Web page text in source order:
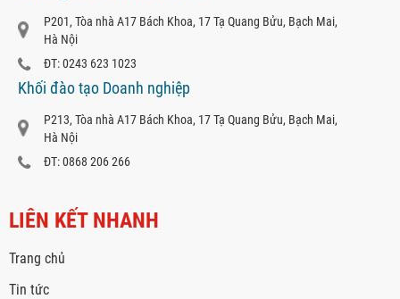
P201, Tòa nhà A17 Bách Khoa, 17 Tạ Quang Bửu, Bạch Mai,
Hà Nội
ĐT: 0243 623 1023
Khối đào tạo Doanh nghiệp
P213, Tòa nhà A17 Bách Khoa, 17 Tạ Quang Bửu, Bạch Mai,
Hà Nội
ĐT: 0868 206 266
LIÊN KẾT NHANH
Trang chủ
Tin tức